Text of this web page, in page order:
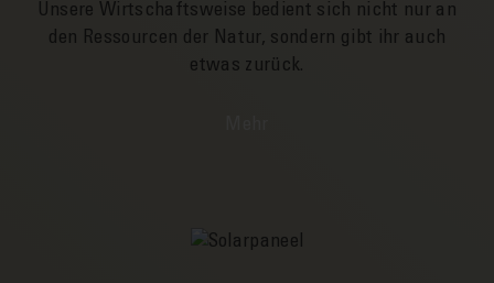
Unsere Wirtschafts­­weise bedient sich nicht nur an
den Ressourcen der Natur, sondern gibt ihr auch
etwas zurück.